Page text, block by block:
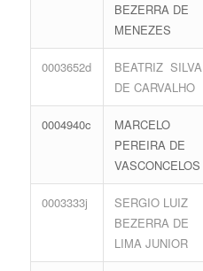
BEZERRA DE
MENEZES
0003652d
BEATRIZ SILVA
DE CARVALHO
0004940c
MARCELO
PEREIRA DE
VASCONCELOS
0003333j
SERGIO LUIZ
BEZERRA DE
LIMA JUNIOR